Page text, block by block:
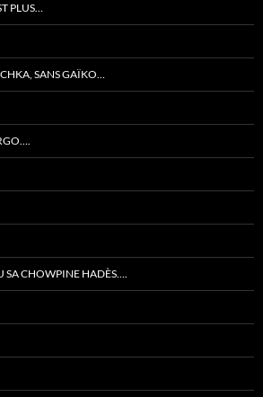
PLUS…
SANS GAÏKO…
SA CHOWPINE HADÈS….